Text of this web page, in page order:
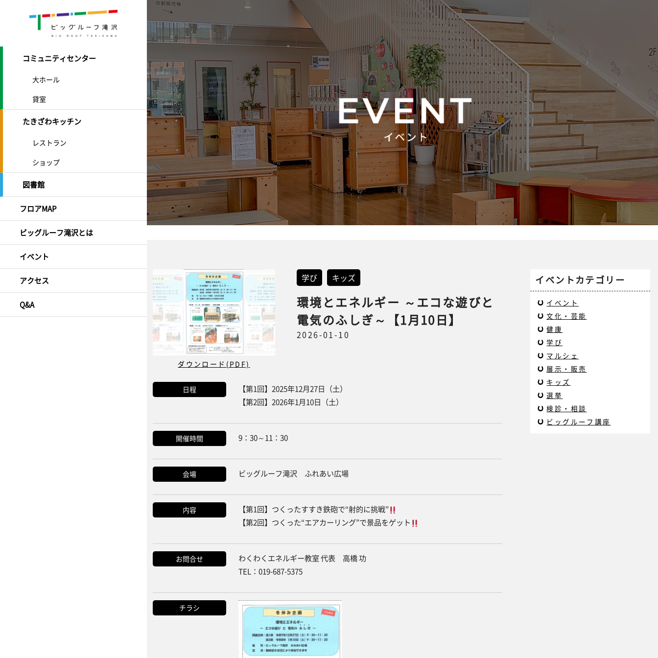
コミュニティセンター
大ホール
貸室
たきざわキッチン
レストラン
ショップ
図書館
フロアMAP
ビッグルーフ滝沢とは
イベント
アクセス
Q&A
ダウンロード(PDF)
学び キッズ
環境とエネルギー ～エコな遊びと
電気のふしぎ～【1月10日】
2026-01-10
日程
【第1回】2025年12月27日（土）
【第2回】2026年1月10日（土）
開催時間 9：30～11：30
会場 ビッグルーフ滝沢 ふれあい広場
内容
【第1回】つくったすすき鉄砲で“射的に挑戦”
【第2回】つくった“エアカーリング”で景品をゲット
お問合せ
わくわくエネルギー教室 代表 高橋 功
TEL：019-687-5375
チラシ
イベントカテゴリー
イベント
文化・芸能
健康
学び
マルシェ
展示・販売
キッズ
選挙
検診・相談
ビッグルーフ講座